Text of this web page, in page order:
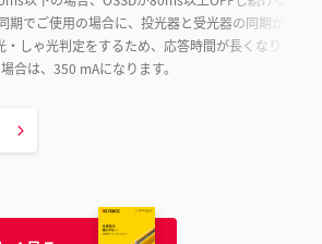
期でご使用の場合に、投光器と受光器の同期が取
しゃ光判定をするため、応答時間が長くなります。
合は、350 mAになります。